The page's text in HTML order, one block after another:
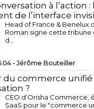
à l’action
de l’interface
Head of France & Benelux
Roman signe cette tribune
d...
-Jérôme Bouteiller
du commerce
?
CEO d’Orisha Commerce,
SaaS pour le "commerce